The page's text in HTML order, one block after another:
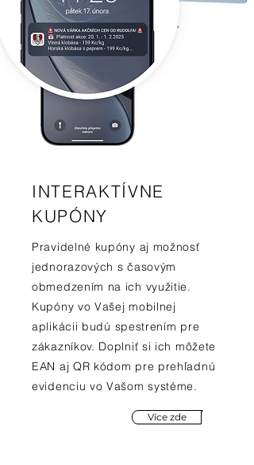
INTERAKTÍVNE
KUPÓNY
Pravidelné kupóny aj možnosť
jednorazových s časovým
obmedzením na ich využitie.
Kupóny vo Vašej mobilnej
aplikácii budú spestrením pre
zákazníkov. Doplniť si ich môžete
EAN aj QR kódom pre prehľadnú
evidenciu vo Vašom systéme.
Více zde